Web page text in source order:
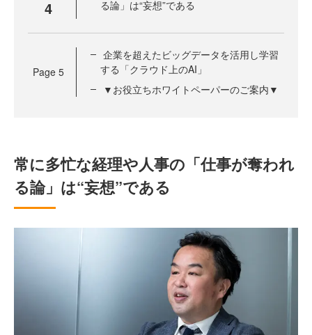
4
る論」は“妄想”である
Page 5
企業を超えたビッグデータを活用し学習
する「クラウド上のAI」
▼お役立ちホワイトペーパーのご案内▼
常に多忙な経理や人事の「仕事が奪われ
る論」は“妄想”である